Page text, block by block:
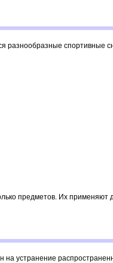
разнообразные спортивные
предметов. Их применяют
на устранение